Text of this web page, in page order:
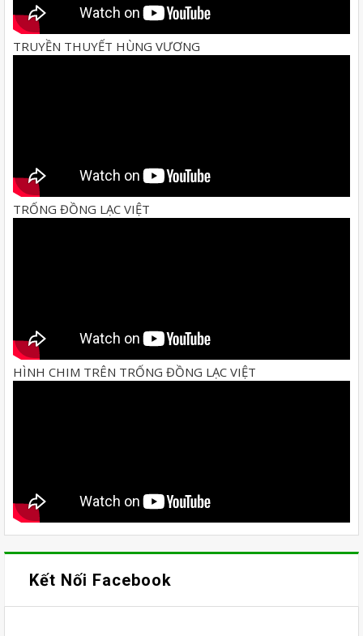
TRUYỀN THUYẾT HÙNG VƯƠNG
TRỐNG ĐỒNG LẠC VIỆT
HÌNH CHIM TRÊN TRỐNG ĐỒNG LẠC VIỆT
Kết Nối Facebook